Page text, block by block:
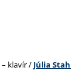
– klavír / Júlia